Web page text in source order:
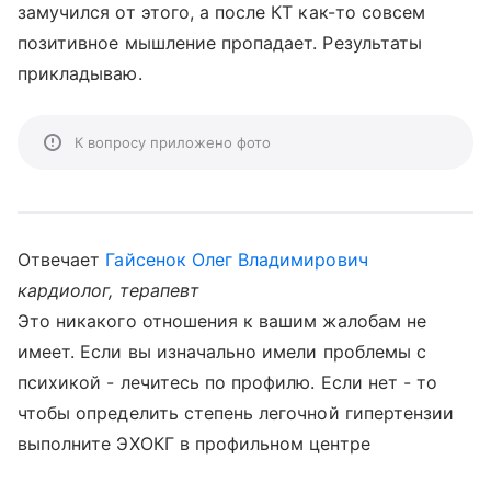
замучился от этого, а после КТ как-то совсем
позитивное мышление пропадает. Результаты
прикладываю.
К вопросу приложено фото
Отвечает Гайсенок Олег Владимирович
кардиолог, терапевт
Это никакого отношения к вашим жалобам не
имеет. Если вы изначально имели проблемы с
психикой - лечитесь по профилю. Если нет - то
чтобы определить степень легочной гипертензии
выполните ЭХОКГ в профильном центре